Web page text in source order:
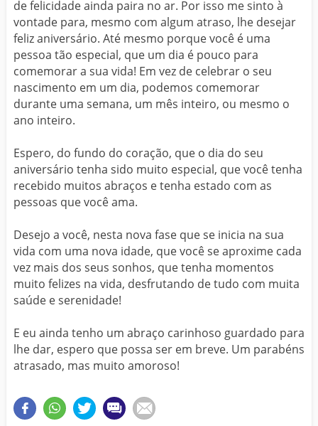
de felicidade ainda paira no ar. Por isso me sinto à
vontade para, mesmo com algum atraso, lhe desejar
feliz aniversário. Até mesmo porque você é uma
pessoa tão especial, que um dia é pouco para
comemorar a sua vida! Em vez de celebrar o seu
nascimento em um dia, podemos comemorar
durante uma semana, um mês inteiro, ou mesmo o
ano inteiro.
Espero, do fundo do coração, que o dia do seu
aniversário tenha sido muito especial, que você tenha
recebido muitos abraços e tenha estado com as
pessoas que você ama.
Desejo a você, nesta nova fase que se inicia na sua
vida com uma nova idade, que você se aproxime cada
vez mais dos seus sonhos, que tenha momentos
muito felizes na vida, desfrutando de tudo com muita
saúde e serenidade!
E eu ainda tenho um abraço carinhoso guardado para
lhe dar, espero que possa ser em breve. Um parabéns
atrasado, mas muito amoroso!